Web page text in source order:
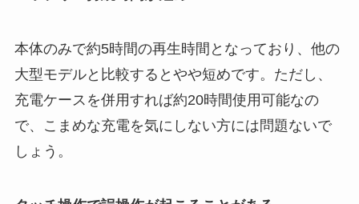
本体のみで約5時間の再生時間となっており、他の
大型モデルと比較するとやや短めです。ただし、
充電ケースを併用すれば約20時間使用可能なの
で、こまめな充電を気にしない方には問題ないで
しょう。